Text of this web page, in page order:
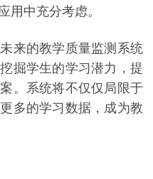
用中充分考虑。
的教学质量监测系统
掘学生的学习潜力，提
。系统将不仅仅局限于
多的学习数据，成为教